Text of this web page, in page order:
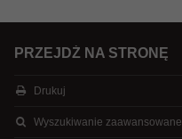
PRZEJDŹ NA STRONĘ
Drukuj
Wyszukiwanie zaawansowane